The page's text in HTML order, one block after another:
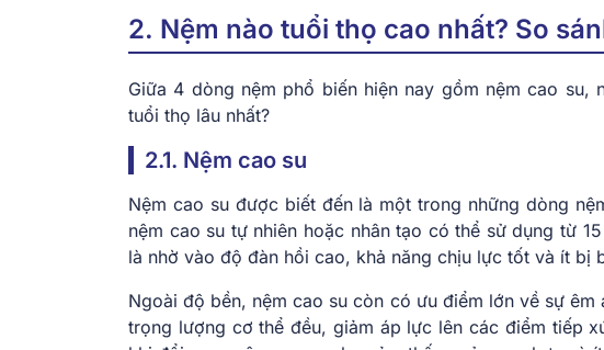
2. Nệm nào tuổi thọ cao nhất? So
Giữa 4 dòng nệm phổ biến hiện nay gồm nệm cao
tuổi thọ lâu nhất?
2.1. Nệm cao su
Nệm cao su được biết đến là một trong những dòng
nệm cao su tự nhiên hoặc nhân tạo có thể sử dụng từ
là nhờ vào độ đàn hồi cao, khả năng chịu lực tốt và ít bị
Ngoài độ bền, nệm cao su còn có ưu điểm lớn về sự
trọng lượng cơ thể đều, giảm áp lực lên các điểm tiếp